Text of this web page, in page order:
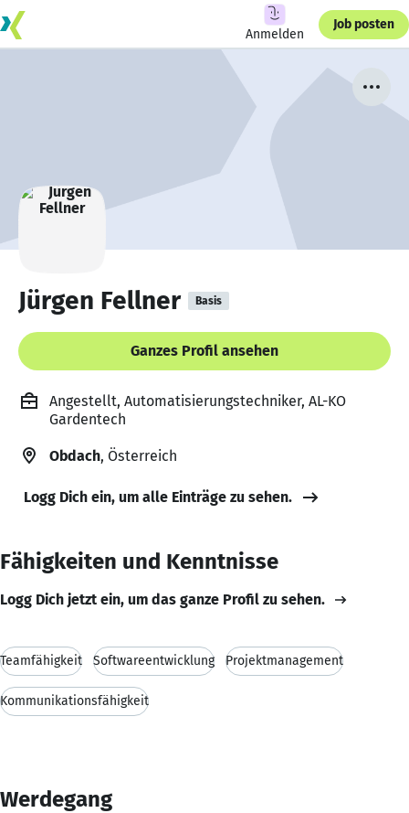
Anmelden
Job posten
Jürgen Fellner Basis
Ganzes Profil ansehen
Angestellt, Automatisierungstechniker, AL-KO
Gardentech
Obdach, Österreich
Logg Dich ein, um alle Einträge zu sehen.
Fähigkeiten und Kenntnisse
Logg Dich jetzt ein, um das ganze Profil zu sehen.
Teamfähigkeit Softwareentwicklung Projektmanagement
Kommunikationsfähigkeit
Werdegang